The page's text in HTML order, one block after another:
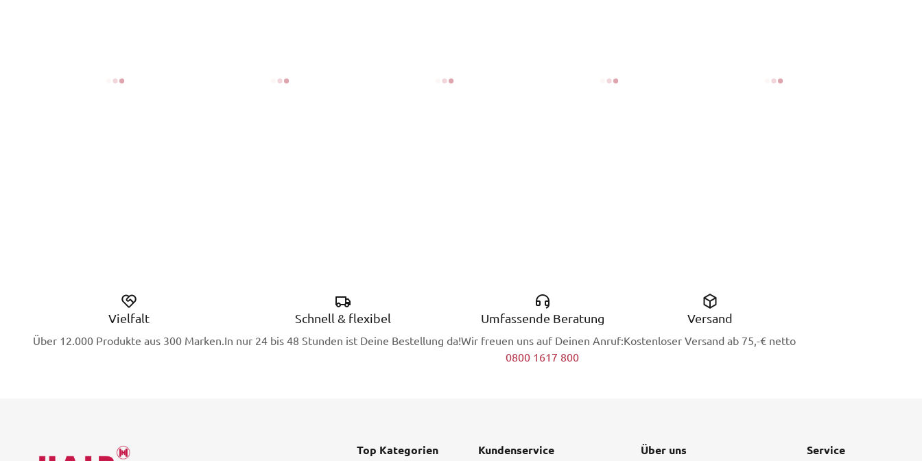
Vielfalt
Über 12.000 Produkte aus 300 Marken.
Schnell & flexibel
In nur 24 bis 48 Stunden ist Deine Bestellung da!
Umfassende Beratung
Wir freuen uns auf Deinen Anruf:
0800 1617 800
Versand
Kostenloser Versand ab 75,-€ netto
Top Kategorien Kundenservice Über uns Service